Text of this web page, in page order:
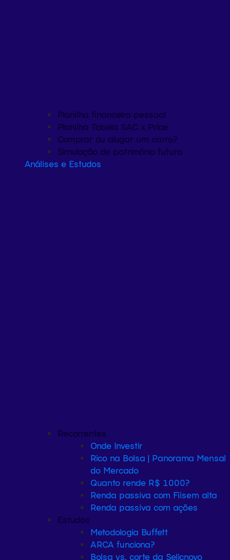
Planilha financeira pessoal
Planilha Tabela SAC x Price
Comprar ou alugar um carro?
Simulação de patrimônio futuro
Análises e Estudos
Recorrentes
Onde Investir
Rico na Bolsa | Panorama Mensal
do Mercado
Quanto rende R$ 1000?
Renda passiva com Fiisem alta
Renda passiva com ações
Estudos
Metodologia Buffett
ARCA funciona?
Bolsa vs. corte da Selicnovo